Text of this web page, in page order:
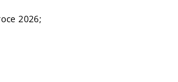
2026;